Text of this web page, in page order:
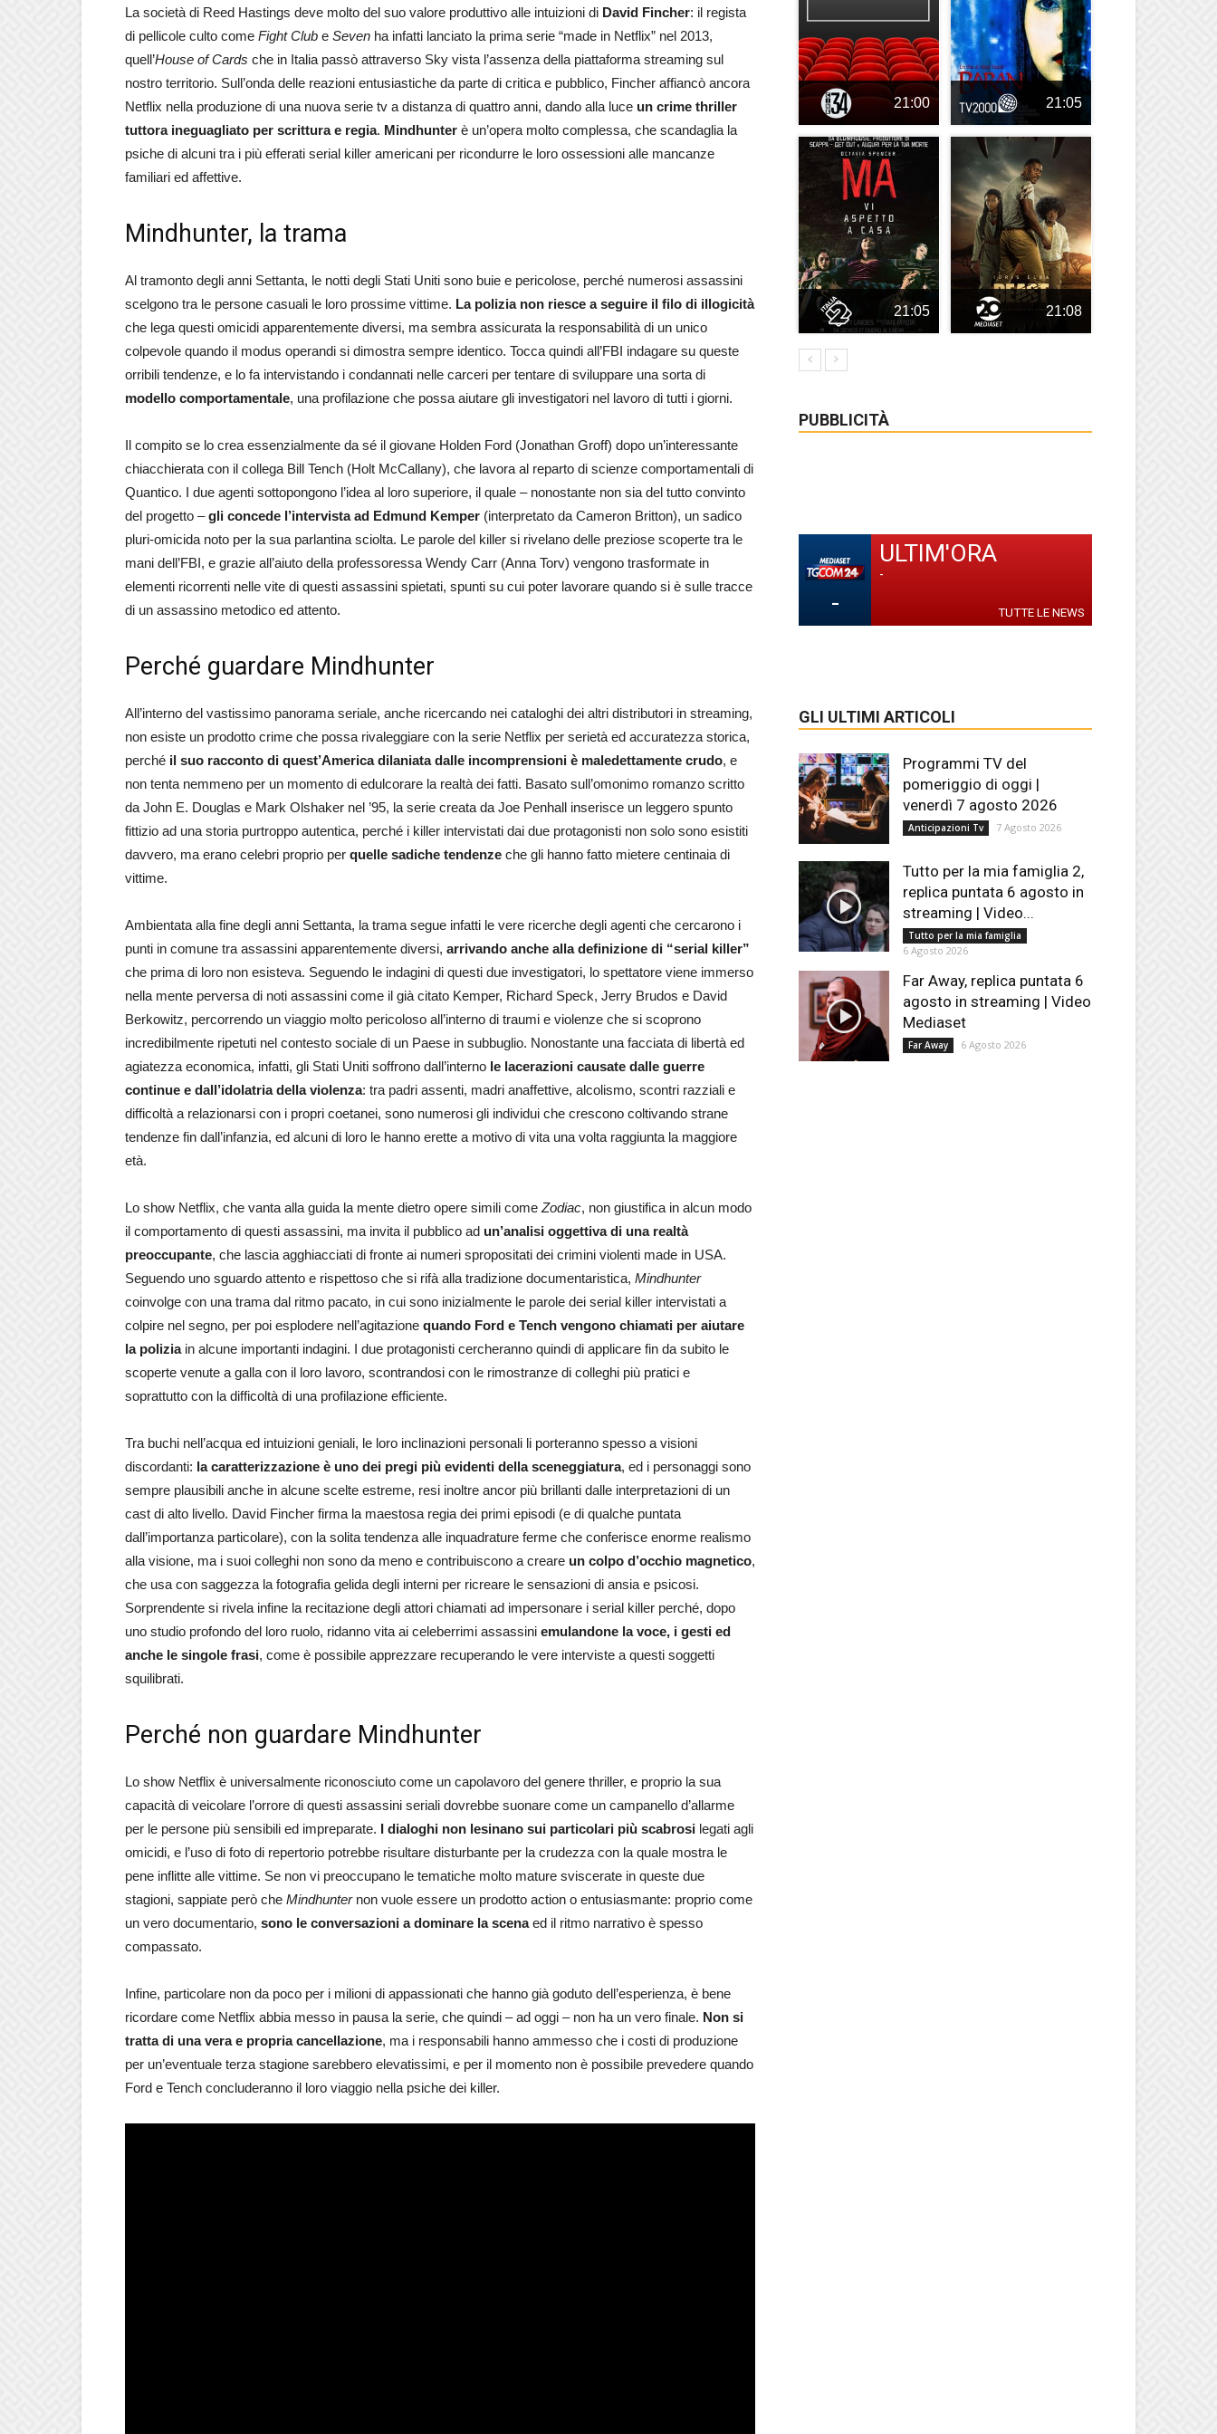
La società di Reed Hastings deve molto del suo valore produttivo alle intuizioni di David Fincher: il regista
di pellicole culto come Fight Club e Seven ha infatti lanciato la prima serie “made in Netflix” nel 2013,
quell’House of Cards che in Italia passò attraverso Sky vista l’assenza della piattaforma streaming sul
nostro territorio. Sull’onda delle reazioni entusiastiche da parte di critica e pubblico, Fincher affiancò ancora
Netflix nella produzione di una nuova serie tv a distanza di quattro anni, dando alla luce un crime thriller
tuttora ineguagliato per scrittura e regia. Mindhunter è un’opera molto complessa, che scandaglia la
psiche di alcuni tra i più efferati serial killer americani per ricondurre le loro ossessioni alle mancanze
familiari ed affettive.
Mindhunter, la trama
Al tramonto degli anni Settanta, le notti degli Stati Uniti sono buie e pericolose, perché numerosi assassini
scelgono tra le persone casuali le loro prossime vittime. La polizia non riesce a seguire il filo di illogicità
che lega questi omicidi apparentemente diversi, ma sembra assicurata la responsabilità di un unico
colpevole quando il modus operandi si dimostra sempre identico. Tocca quindi all’FBI indagare su queste
orribili tendenze, e lo fa intervistando i condannati nelle carceri per tentare di sviluppare una sorta di
modello comportamentale, una profilazione che possa aiutare gli investigatori nel lavoro di tutti i giorni.
Il compito se lo crea essenzialmente da sé il giovane Holden Ford (Jonathan Groff) dopo un’interessante
chiacchierata con il collega Bill Tench (Holt McCallany), che lavora al reparto di scienze comportamentali di
Quantico. I due agenti sottopongono l’idea al loro superiore, il quale – nonostante non sia del tutto convinto
del progetto –gli concede l’intervista ad Edmund Kemper (interpretato da Cameron Britton), un sadico
pluri-omicida noto per la sua parlantina sciolta. Le parole del killer si rivelano delle preziose scoperte tra le
mani dell’FBI, e grazie all’aiuto della professoressa Wendy Carr (Anna Torv) vengono trasformate in
elementi ricorrenti nelle vite di questi assassini spietati, spunti su cui poter lavorare quando si è sulle tracce
di un assassino metodico ed attento.
Perché guardare Mindhunter
All’interno del vastissimo panorama seriale, anche ricercando nei cataloghi dei altri distributori in streaming,
non esiste un prodotto crime che possa rivaleggiare con la serie Netflix per serietà ed accuratezza storica,
perché il suo racconto di quest’America dilaniata dalle incomprensioni è maledettamente crudo, e
non tenta nemmeno per un momento di edulcorare la realtà dei fatti. Basato sull’omonimo romanzo scritto
da John E. Douglas e Mark Olshaker nel ’95, la serie creata da Joe Penhall inserisce un leggero spunto
fittizio ad una storia purtroppo autentica, perché i killer intervistati dai due protagonisti non solo sono esistiti
davvero, ma erano celebri proprio per quelle sadiche tendenze che gli hanno fatto mietere centinaia di
vittime.
Ambientata alla fine degli anni Settanta, la trama segue infatti le vere ricerche degli agenti che cercarono i
punti in comune tra assassini apparentemente diversi, arrivando anche alla definizione di “serial killer”
che prima di loro non esisteva. Seguendo le indagini di questi due investigatori, lo spettatore viene immerso
nella mente perversa di noti assassini come il già citato Kemper, Richard Speck, Jerry Brudos e David
Berkowitz, percorrendo un viaggio molto pericoloso all’interno di traumi e violenze che si scoprono
incredibilmente ripetuti nel contesto sociale di un Paese in subbuglio. Nonostante una facciata di libertà ed
agiatezza economica, infatti, gli Stati Uniti soffrono dall’interno le lacerazioni causate dalle guerre
continue e dall’idolatria della violenza: tra padri assenti, madri anaffettive, alcolismo, scontri razziali e
difficoltà a relazionarsi con i propri coetanei, sono numerosi gli individui che crescono coltivando strane
tendenze fin dall’infanzia, ed alcuni di loro le hanno erette a motivo di vita una volta raggiunta la maggiore
età.
Lo show Netflix, che vanta alla guida la mente dietro opere simili come Zodiac, non giustifica in alcun modo
il comportamento di questi assassini, ma invita il pubblico ad un’analisi oggettiva di una realtà
preoccupante, che lascia agghiacciati di fronte ai numeri spropositati dei crimini violenti made in USA.
Seguendo uno sguardo attento e rispettoso che si rifà alla tradizione documentaristica, Mindhunter
coinvolge con una trama dal ritmo pacato, in cui sono inizialmente le parole dei serial killer intervistati a
colpire nel segno, per poi esplodere nell’agitazione quando Ford e Tench vengono chiamati per aiutare
la poliziain alcune importanti indagini. I due protagonisti cercheranno quindi di applicare fin da subito le
scoperte venute a galla con il loro lavoro, scontrandosi con le rimostranze di colleghi più pratici e
soprattutto con la difficoltà di una profilazione efficiente.
Tra buchi nell’acqua ed intuizioni geniali, le loro inclinazioni personali li porteranno spesso a visioni
discordanti: la caratterizzazione è uno dei pregi più evidenti della sceneggiatura, ed i personaggi sono
sempre plausibili anche in alcune scelte estreme, resi inoltre ancor più brillanti dalle interpretazioni di un
cast di alto livello. David Fincher firma la maestosa regia dei primi episodi (e di qualche puntata
dall’importanza particolare), con la solita tendenza alle inquadrature ferme che conferisce enorme realismo
alla visione, ma i suoi colleghi non sono da meno e contribuiscono a creare un colpo d’occhio magnetico,
che usa con saggezza la fotografia gelida degli interni per ricreare le sensazioni di ansia e psicosi.
Sorprendente si rivela infine la recitazione degli attori chiamati ad impersonare i serial killer perché, dopo
uno studio profondo del loro ruolo, ridanno vita ai celeberrimi assassini emulandone la voce, i gesti ed
anche le singole frasi, come è possibile apprezzare recuperando le vere interviste a questi soggetti
squilibrati.
Perché non guardare Mindhunter
Lo show Netflix è universalmente riconosciuto come un capolavoro del genere thriller, e proprio la sua
capacità di veicolare l’orrore di questi assassini seriali dovrebbe suonare come un campanello d’allarme
per le persone più sensibili ed impreparate. I dialoghi non lesinano sui particolari più scabrosi legati agli
omicidi, e l’uso di foto di repertorio potrebbe risultare disturbante per la crudezza con la quale mostra le
pene inflitte alle vittime. Se non vi preoccupano le tematiche molto mature sviscerate in queste due
stagioni, sappiate però che Mindhunternon vuole essere un prodotto action o entusiasmante: proprio come
un vero documentario, sono le conversazioni a dominare la scenaed il ritmo narrativo è spesso
compassato.
Infine, particolare non da poco per i milioni di appassionati che hanno già goduto dell’esperienza, è bene
ricordare come Netflix abbia messo in pausa la serie, che quindi – ad oggi – non ha un vero finale. Non si
tratta di una vera e propria cancellazione, ma i responsabili hanno ammesso che i costi di produzione
per un’eventuale terza stagione sarebbero elevatissimi, e per il momento non è possibile prevedere quando
Ford e Tench concluderanno il loro viaggio nella psiche dei killer.
21:00 21:05
21:05 21:08
PUBBLICITÀ
-
ULTIM'ORA
-
TUTTE LE NEWS
GLI ULTIMI ARTICOLI
Programmi TV del
pomeriggio di oggi |
venerdì 7 agosto 2026
Anticipazioni Tv 7 Agosto 2026
Tutto per la mia famiglia 2,
replica puntata 6 agosto in
streaming | Video...
Tutto per la mia famiglia
6 Agosto 2026
Far Away, replica puntata 6
agosto in streaming | Video
Mediaset
Far Away 6 Agosto 2026